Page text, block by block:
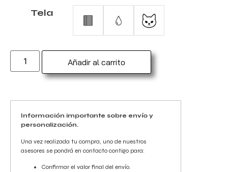
Tela
Añadir al carrito
Información importante sobre envío y
personalización.
Una vez realizada tu compra, uno de nuestros
asesores se pondrá en contacto contigo para:
Confirmar el valor final del envío.